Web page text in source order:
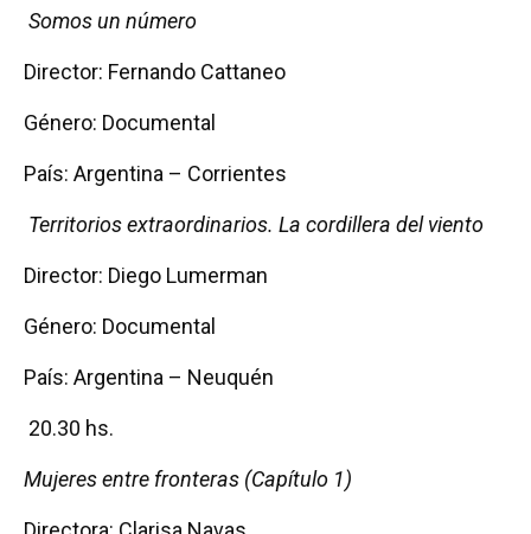
Somos un número
Director: Fernando Cattaneo
Género: Documental
País: Argentina – Corrientes
Territorios extraordinarios. La cordillera del viento
Director: Diego Lumerman
Género: Documental
País: Argentina – Neuquén
20.30 hs.
Mujeres entre fronteras (Capítulo 1)